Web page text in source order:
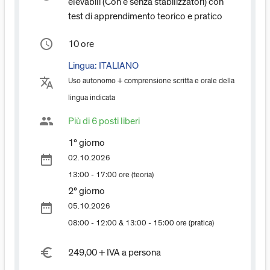
test di apprendimento teorico e pratico
access_time 10 ore
translate
Lingua: ITALIANO
Uso autonomo + comprensione scritta e orale della
lingua indicata
group Più di 6 posti liberi
date_range
1° giorno
02.10.2026
13:00 - 17:00 ore (teoria)
date_range
2° giorno
05.10.2026
08:00 - 12:00 & 13:00 - 15:00 ore (pratica)
euro_symbol 249,00 + IVA a persona